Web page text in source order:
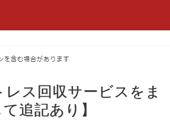
ス回収サービスをま
追記あり】